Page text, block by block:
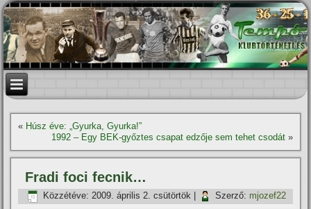
« Húsz éve: „Gyurka, Gyurka!”
1992 – Egy BEK-győztes csapat edzője sem tehet csodát»
Fradi foci fecnik…
Közzétéve: 2009. április 2. csütörtök Szerző: mjozef22